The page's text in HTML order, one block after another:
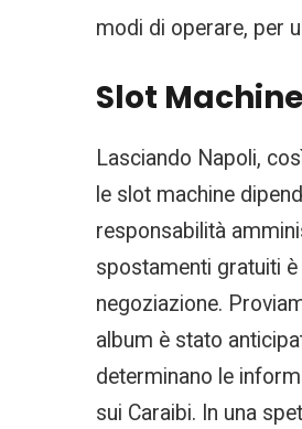
modi di operare, per
Slot
Lasciando Napoli,
le slot machine
responsabilità
spostamenti gratuiti
negoziazione.
album è stato
determinano le
sui Caraibi. In una